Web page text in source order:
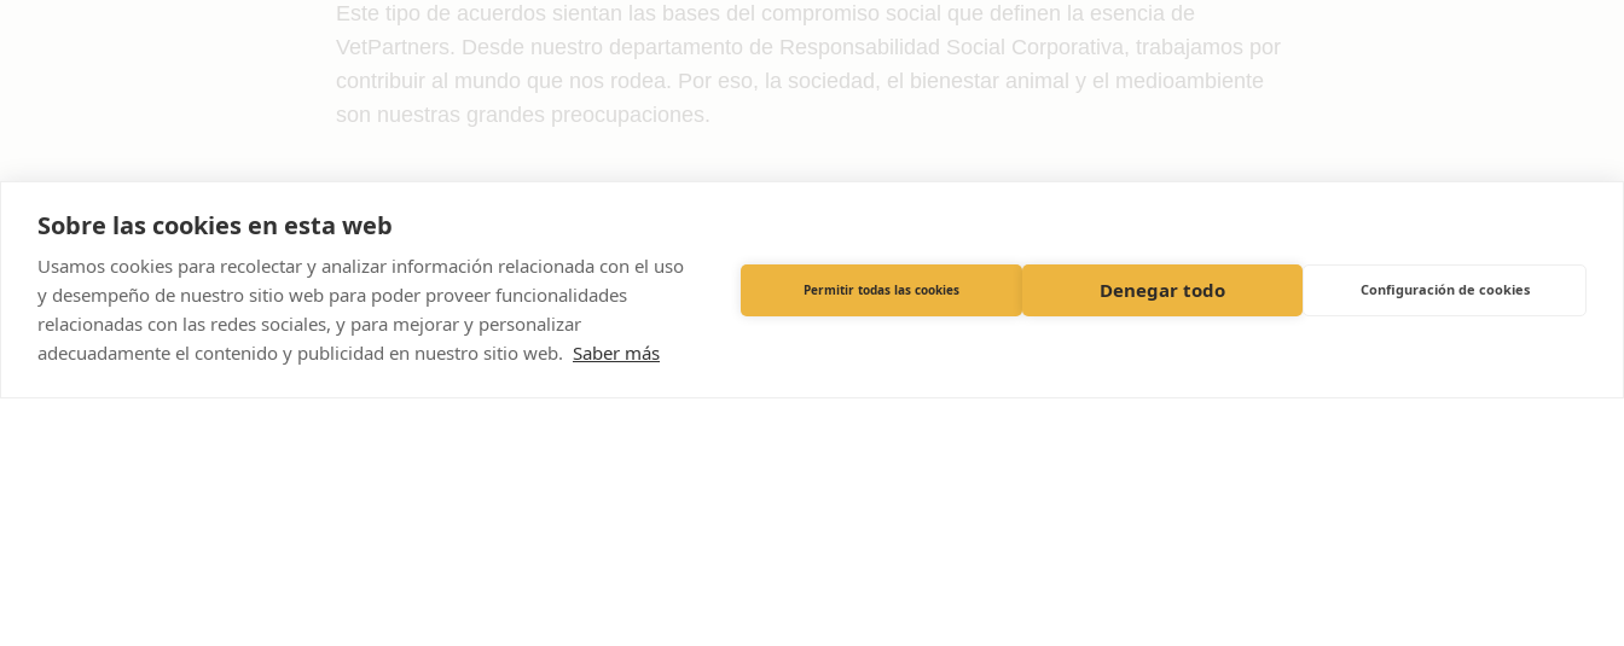
Sobre las cookies en esta web
Usamos cookies para recolectar y analizar información relacionada con el uso
y desempeño de nuestro sitio web para poder proveer funcionalidades
relacionadas con las redes sociales, y para mejorar y personalizar
adecuadamente el contenido y publicidad en nuestro sitio web. Saber más
Permitir todas las cookies Denegar todo Configuración de cookies
Este tipo de acuerdos sientan las bases del compromiso social que definen la esencia de
VetPartners. Desde nuestro departamento de Responsabilidad Social Corporativa, trabajamos por
contribuir al mundo que nos rodea. Por eso, la sociedad, el bienestar animal y el medioambiente
son nuestras grandes preocupaciones.
Explore more